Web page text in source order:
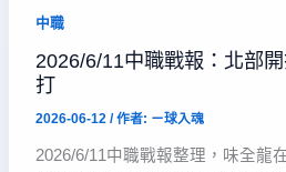
中職
2026/6/11中職戰報：北部
打
2026-06-12 / 作者: ㄧ球入魂
2026/6/11中職戰報整理，味全龍